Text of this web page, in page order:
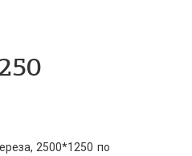
2500*1250 по